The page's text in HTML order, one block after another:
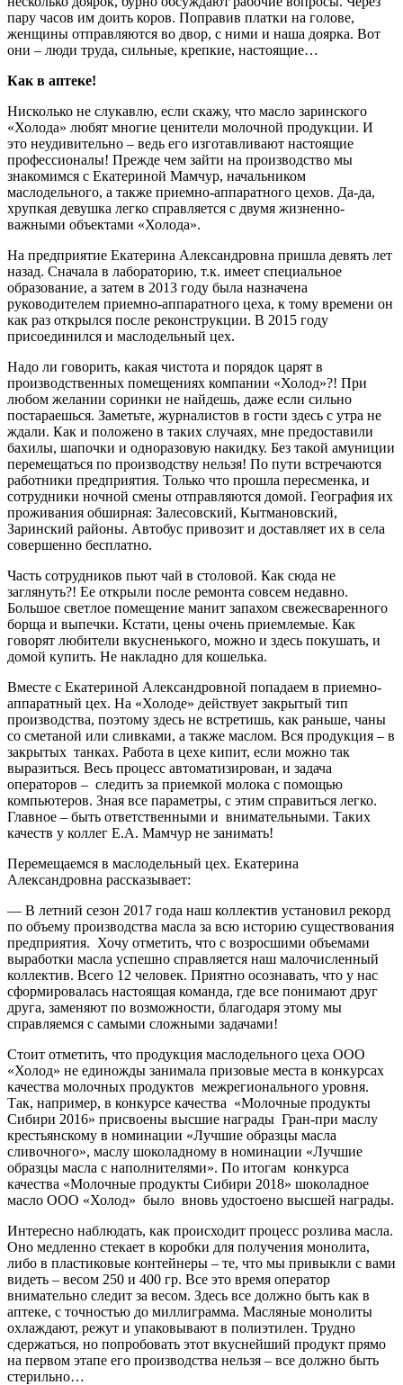
пару часов им доить коров. Поправив платки на голове,
женщины отправляются во двор, с ними и наша доярка. Вот
они – люди труда, сильные, крепкие, настоящие…
Как в аптеке!
Нисколько не слукавлю, если скажу, что масло заринского
«Холода» любят многие ценители молочной продукции. И
это неудивительно – ведь его изготавливают настоящие
профессионалы! Прежде чем зайти на производство мы
знакомимся с Екатериной Мамчур, начальником
маслодельного, а также приемно-аппаратного цехов. Да-да,
хрупкая девушка легко справляется с двумя жизненно-
важными объектами «Холода».
На предприятие Екатерина Александровна пришла девять лет
назад. Сначала в лабораторию, т.к. имеет специальное
образование, а затем в 2013 году была назначена
руководителем приемно-аппаратного цеха, к тому времени он
как раз открылся после реконструкции. В 2015 году
присоединился и маслодельный цех.
Надо ли говорить, какая чистота и порядок царят в
производственных помещениях компании «Холод»?! При
любом желании соринки не найдешь, даже если сильно
постараешься. Заметьте, журналистов в гости здесь с утра не
ждали. Как и положено в таких случаях, мне предоставили
бахилы, шапочки и одноразовую накидку. Без такой амуниции
перемещаться по производству нельзя! По пути встречаются
работники предприятия. Только что прошла пересменка, и
сотрудники ночной смены отправляются домой. География их
проживания обширная: Залесовский, Кытмановский,
Заринский районы. Автобус привозит и доставляет их в села
совершенно бесплатно.
Часть сотрудников пьют чай в столовой. Как сюда не
заглянуть?! Ее открыли после ремонта совсем недавно.
Большое светлое помещение манит запахом свежесваренного
борща и выпечки. Кстати, цены очень приемлемые. Как
говорят любители вкусненького, можно и здесь покушать, и
домой купить. Не накладно для кошелька.
Вместе с Екатериной Александровной попадаем в приемно-
аппаратный цех. На «Холоде» действует закрытый тип
производства, поэтому здесь не встретишь, как раньше, чаны
со сметаной или сливками, а также маслом. Вся продукция – в
закрытых танках. Работа в цехе кипит, если можно так
выразиться. Весь процесс автоматизирован, и задача
операторов – следить за приемкой молока с помощью
компьютеров. Зная все параметры, с этим справиться легко.
Главное – быть ответственными и внимательными. Таких
качеств у коллег Е.А. Мамчур не занимать!
Перемещаемся в маслодельный цех. Екатерина
Александровна рассказывает:
— В летний сезон 2017 года наш коллектив установил рекорд
по объему производства масла за всю историю существования
предприятия. Хочу отметить, что с возросшими объемами
выработки масла успешно справляется наш малочисленный
коллектив. Всего 12 человек. Приятно осознавать, что у нас
сформировалась настоящая команда, где все понимают друг
друга, заменяют по возможности, благодаря этому мы
справляемся с самыми сложными задачами!
Стоит отметить, что продукция маслодельного цеха ООО
«Холод» не единожды занимала призовые места в конкурсах
качества молочных продуктов межрегионального уровня.
Так, например, в конкурсе качества «Молочные продукты
Сибири 2016» присвоены высшие награды Гран-при маслу
крестьянскому в номинации «Лучшие образцы масла
сливочного», маслу шоколадному в номинации «Лучшие
образцы масла с наполнителями». По итогам конкурса
качества «Молочные продукты Сибири 2018» шоколадное
масло ООО «Холод» было вновь удостоено высшей награды.
Интересно наблюдать, как происходит процесс розлива масла.
Оно медленно стекает в коробки для получения монолита,
либо в пластиковые контейнеры – те, что мы привыкли с вами
видеть – весом 250 и 400 гр. Все это время оператор
внимательно следит за весом. Здесь все должно быть как в
аптеке, с точностью до миллиграмма. Масляные монолиты
охлаждают, режут и упаковывают в полиэтилен. Трудно
сдержаться, но попробовать этот вкуснейший продукт прямо
на первом этапе его производства нельзя – все должно быть
стерильно…